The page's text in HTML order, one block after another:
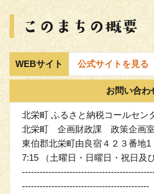
WEBサイト 公式サイトを見る
お問い合わ
北栄町 ふるさと納税コールセン
北栄町 企画財政課 政策企画
東伯郡北栄町由良宿４２３番
7:15 （土曜日・日曜日・祝日及
-------------------------------------------